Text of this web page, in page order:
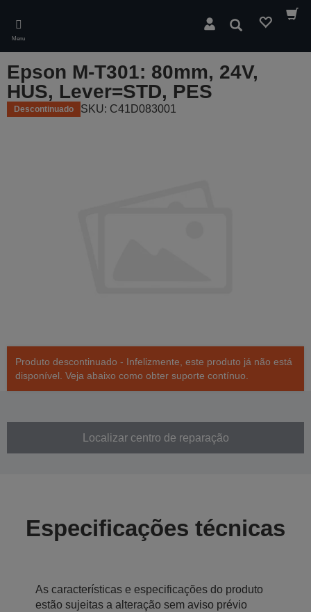
main
content
Menu
Pesquisar
Epson M-T301: 80mm, 24V,
HUS, Lever=STD, PES
Descontinuado SKU: C41D083001
Produto descontinuado - Infelizmente, este produto já não está
disponível. Veja abaixo como obter suporte contínuo.
Localizar centro de reparação
Especificações técnicas
As características e especificações do produto
estão sujeitas a alteração sem aviso prévio